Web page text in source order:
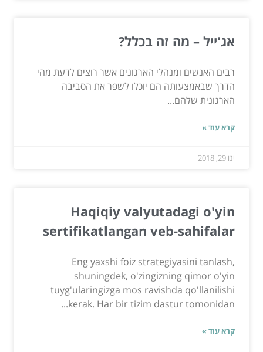
אג'ייל – מה זה בכלל?
רבים האנשים ומנהלי הארגונים אשר רוצים לדעת מהי
הדרך שבאמצעותה הם יוכלו לשפר את הסביבה
הארגונית שלהם...
קרא עוד »
ינו 29, 2018
Haqiqiy valyutadagi o'yin
sertifikatlangan veb-sahifalar
Eng yaxshi foiz strategiyasini tanlash,
shuningdek, o'zingizning qimor o'yin
tuyg'ularingizga mos ravishda qo'llanilishi
kerak. Har bir tizim dastur tomonidan...
קרא עוד »